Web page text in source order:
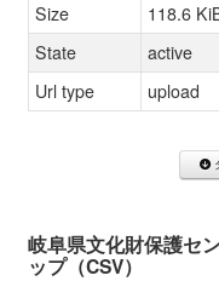
岐阜県文化財保護セ
ップ（CSV）
Size
118.6
State
active
Url type
upload